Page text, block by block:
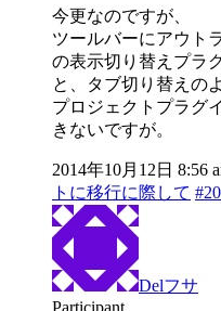
今更なのですが、
ツールバーにアウト
の表示切り替えプラ
と、タブ切り替えの
プロジェクトプラグ
きないですが。
2014年10月12日 8:56
トに移行に際して
Delフサ